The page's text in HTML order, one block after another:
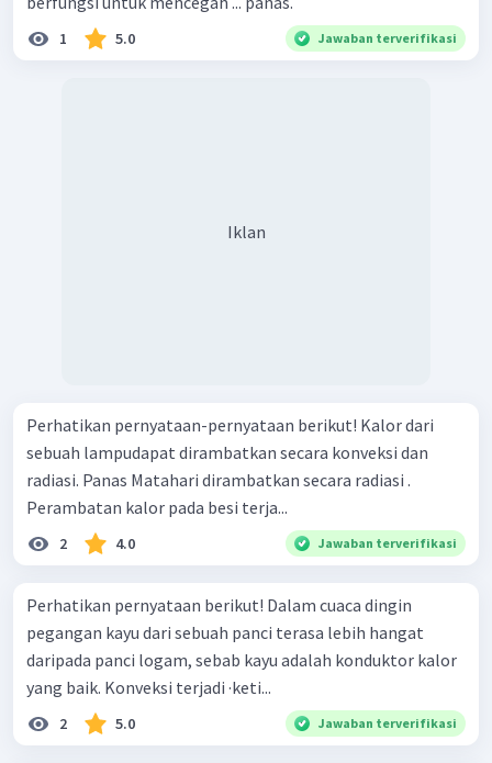
1 5.0 Jawaban terverifikasi
Iklan
Perhatikan pernyataan-pernyataan berikut! Kalor dari
sebuah lampudapat dirambatkan secara konveksi dan
radiasi. Panas Matahari dirambatkan secara radiasi .
Perambatan kalor pada besi terja...
2 4.0 Jawaban terverifikasi
Perhatikan pernyataan berikut! Dalam cuaca dingin
pegangan kayu dari sebuah panci terasa lebih hangat
daripada panci logam, sebab kayu adalah konduktor kalor
yang baik. Konveksi terjadi ·keti...
2 5.0 Jawaban terverifikasi